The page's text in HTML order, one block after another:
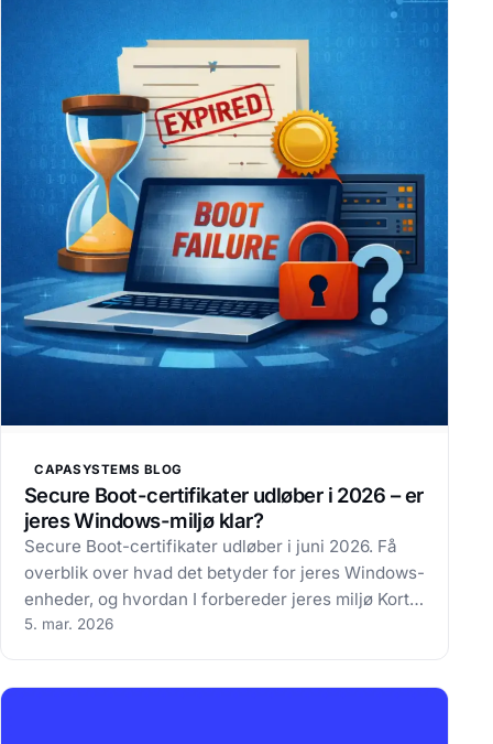
CAPASYSTEMS BLOG
Secure Boot-certifikater udløber i 2026 – er
jeres Windows-miljø klar?
Secure Boot-certifikater udløber i juni 2026. Få
overblik over hvad det betyder for jeres Windows-
enheder, og hvordan I forbereder jeres miljø Kort
fortalt Introduktion Secure Boot-certifikater fra
5. mar. 2026